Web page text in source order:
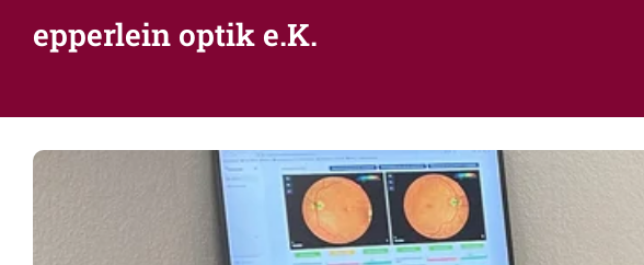
epperlein optik e.K.